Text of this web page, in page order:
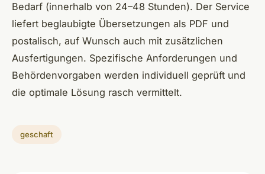
Bedarf (innerhalb von 24–48 Stunden). Der Service
liefert beglaubigte Übersetzungen als PDF und
postalisch, auf Wunsch auch mit zusätzlichen
Ausfertigungen. Spezifische Anforderungen und
Behördenvorgaben werden individuell geprüft und
die optimale Lösung rasch vermittelt.
geschaft